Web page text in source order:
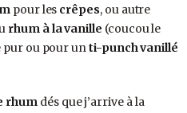
pour les crêpes, ou autre
rhum à la vanille (coucou le
pur ou pour unti-punch vanillé
rhum dés que j’arrive à la